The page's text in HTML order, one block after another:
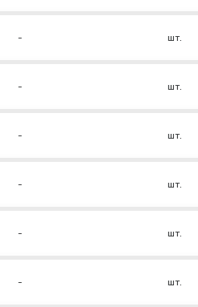
- шт.
- шт.
- шт.
- шт.
- шт.
- шт.